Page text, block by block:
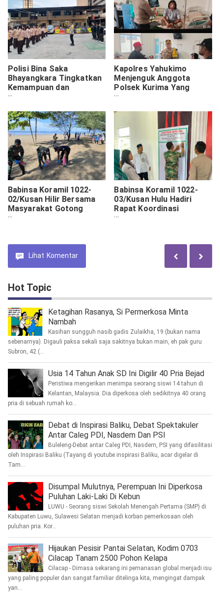
Polisi Bina Saka
Bhayangkara Tingkatkan
Kemampuan dan
Kedisiplinan
Kapolres Yahukimo
Menjenguk Anggota
Polsek Kurima Yang
Menjadi Korban Tembak
Babinsa Koramil 1022-
02/Kusan Hilir Bersama
Masyarakat Gotong
Royong Dalam Peringatan
Babinsa Koramil 1022-
03/Kusan Hulu Hadiri
Rapat Koordinasi
Penurunan Stunting
Lihat Komentar
Hot Topic
Ketagihan Rasanya, Si Permerkosa Minta
Nambah
Kasihan sungguh nasib gadis Zulaikha, 19 (bukan nama
sebenarnya). Digauli paksa sekali saja sakitnya bukan main, eh pak guru
Subron, 42 (...
Usia 14 Tahun Anak SD Ini Digilir 40 Pria Bejad
Peristiwa mengerikan menimpa seorang siswi 14 tahun di
Kelantan, Malaysia. Dia diperkosa oleh sedikitnya 40 orang
pria di sebuah rumah ko...
Debat di Inspirasi Baliku, Debat Spektakuler
Antar Caleg PDI, Nasdem Dan PSI
Buleleng-Debat antar Caleg PDI, Nasdem, PSI yang difasilitasi
oleh Inspirasi Baliku (Tayang di youtube inspirasi Baliku, acar digelar di
Tam...
Disumpal Mulutnya, Perempuan Ini Diperkosa
Puluhan Laki-Laki Di Kebun
LUWU - Seorang siswi Sekolah Menengah Pertama (SMP) di
Kabupaten Luwu, Sulawesi Selatan menjadi korban pemerkosaan oleh
puluhan pria. Kor...
Hijaukan Pesisir Pantai Selatan, Kodim 0703
Cilacap Tanam 2500 Pohon Kelapa
Cilacap - Dimasa sekarang ini pemanasan global menjadi isu
yang paling populer dan sangat familiar ditelinga kita, mengingat dampak
yan...